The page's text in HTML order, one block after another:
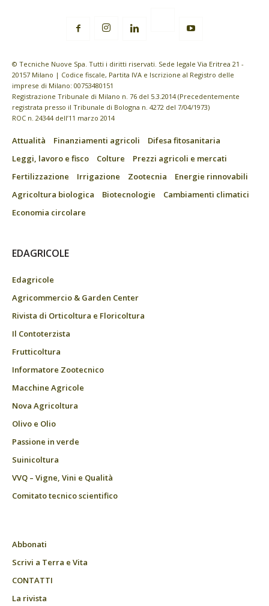
© Tecniche Nuove Spa. Tutti i diritti riservati. Sede legale Via Eritrea 21 -
20157 Milano | Codice fiscale, Partita IVA e Iscrizione al Registro delle
imprese di Milano: 00753480151
Registrazione Tribunale di Milano n. 76 del 5.3.2014 (Precedentemente
registrata presso il Tribunale di Bologna n. 4272 del 7/04/1973)
ROC n. 24344 dell’11 marzo 2014
Attualità Finanziamenti agricoli
Difesa fitosanitaria
Leggi, lavoro e fisco
Colture
Prezzi agricoli e mercati
Fertilizzazione
Irrigazione Zootecnia
Energie rinnovabili
Agricoltura biologica
Biotecnologie
Cambiamenti climatici
Economia circolare
EDAGRICOLE
Edagricole
Agricommercio & Garden Center
Rivista di Orticoltura e Floricoltura
Il Contoterzista
Frutticoltura
Informatore Zootecnico
Macchine Agricole
Nova Agricoltura
Olivo e Olio
Passione in verde
Suinicoltura
VVQ – Vigne, Vini e Qualità
Comitato tecnico scientifico
Abbonati
Scrivi a Terra e Vita
CONTATTI
La rivista